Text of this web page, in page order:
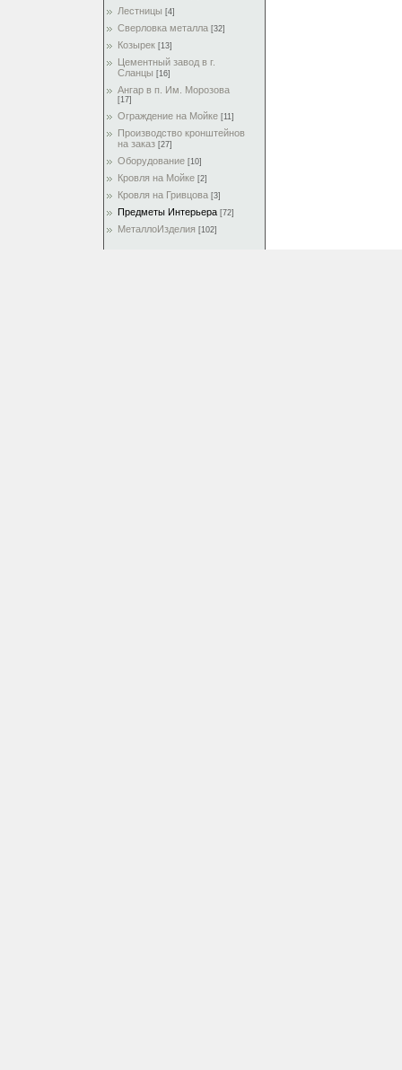
Лестницы [4]
Сверловка металла [32]
Козырек [13]
Цементный завод в г.
Сланцы [16]
Ангар в п. Им. Морозова
[17]
Ограждение на Мойке [11]
Производство кронштейнов
на заказ [27]
Оборудование [10]
Кровля на Мойке [2]
Кровля на Гривцова [3]
Предметы Интерьера [72]
МеталлоИзделия [102]